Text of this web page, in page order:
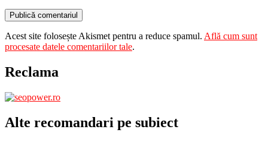
Acest site folosește Akismet pentru a reduce spamul. Află cum sunt
procesate datele comentariilor tale.
Reclama
Alte recomandari pe subiect